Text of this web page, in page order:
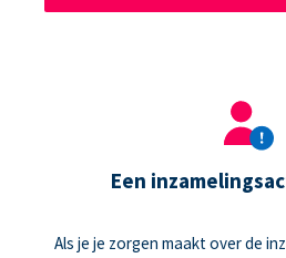
Een
Als je je zorgen maakt over de